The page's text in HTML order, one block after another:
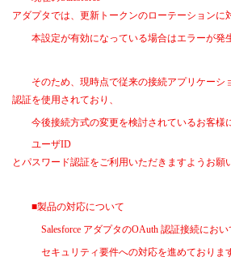
アダプタでは、更新トークンのローテーションに
本設定が有効になっている場合はエラーが発生
そのため、現時点で従来の接続アプリケーシ
認証を使用されており、
今後接続方式の変更を検討されているお客様に
ユーザID
とパスワード認証をご利用いただきますようお願
■製品の対応について
Salesforce アダプタのOAuth 認証接続におい
セキュリティ要件への対応を進めております